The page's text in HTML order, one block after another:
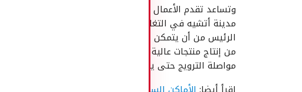
وتساعد تقدم الأعمال الاقتصادية الإبداعية، حكومة
مدينة أتشيه في التغلب على البطالة والفقر. ويأمل
الرئيس من أن يتمكن العاملون الاقتصاديون المبدعون
من إنتاج منتجات عالية الجودة. وبشكل خاص ، يجب
مواصلة الترويج حتى يكون المنتج معروفًا للسياح.